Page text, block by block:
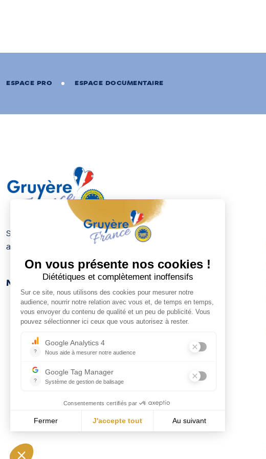
ESPACE PRO ESPACE DOCUMENTAIRE
Savourez le Gruyère de France, un fromage riche et
authentique, parfait pour toutes vos recettes !
Nos Partenaires